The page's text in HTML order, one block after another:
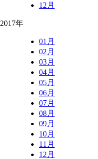
12月
2017年
01月
02月
03月
04月
05月
06月
07月
08月
09月
10月
11月
12月